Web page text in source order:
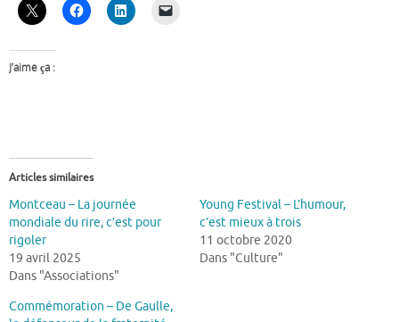
J’aime ça :
Articles similaires
Montceau – La journée
mondiale du rire, c’est pour
rigoler
19 avril 2025
Dans "Associations"
Young Festival – L’humour,
c’est mieux à trois
11 octobre 2020
Dans "Culture"
Commémoration – De Gaulle,